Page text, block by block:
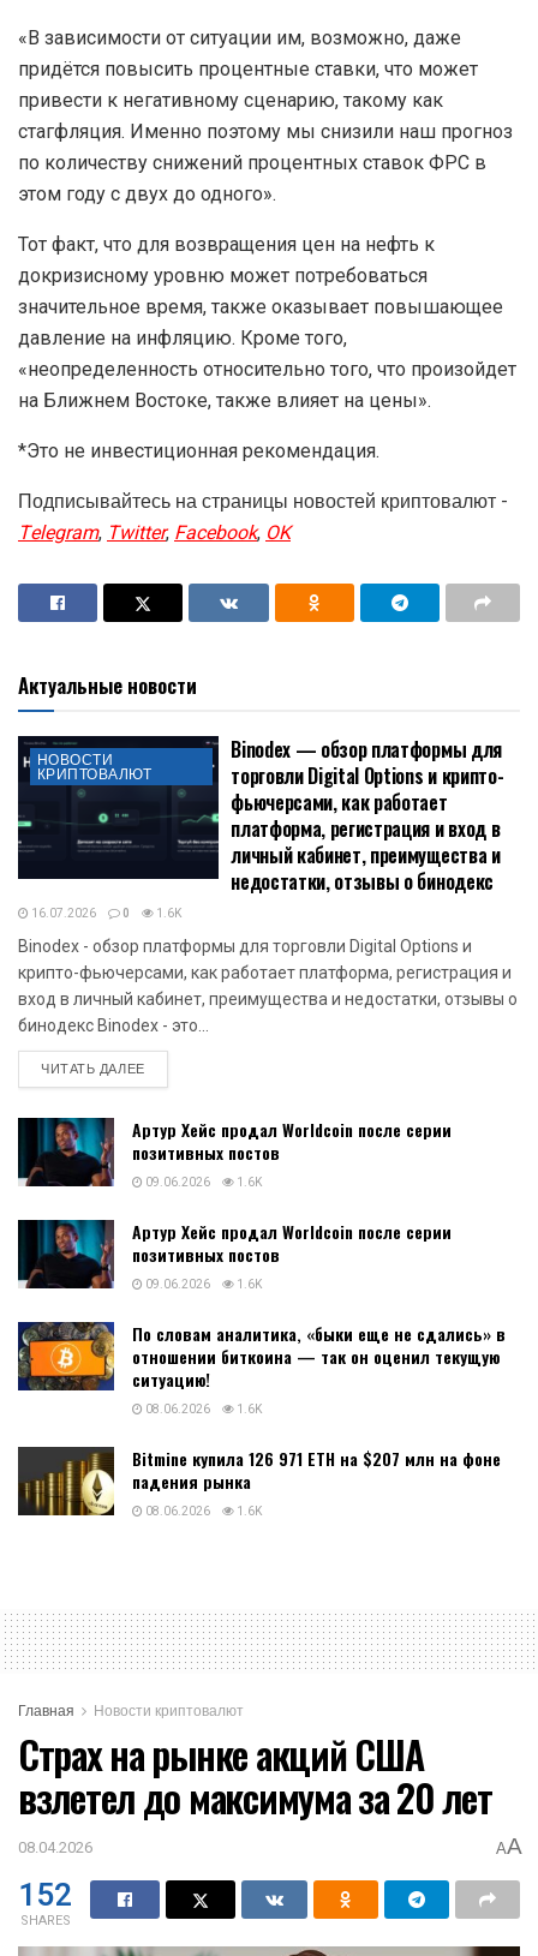
«В зависимости от ситуации им, возможно, даже
придётся повысить процентные ставки, что может
привести к негативному сценарию, такому как
стагфляция. Именно поэтому мы снизили наш прогноз
по количеству снижений процентных ставок ФРС в
этом году с двух до одного».
Тот факт, что для возвращения цен на нефть к
докризисному уровню может потребоваться
значительное время, также оказывает повышающее
давление на инфляцию. Кроме того,
«неопределенность относительно того, что произойдет
на Ближнем Востоке, также влияет на цены».
*Это не инвестиционная рекомендация.
Подписывайтесь на страницы новостей криптовалют -
Telegram, Twitter, Facebook, OK
Актуальные новости
НОВОСТИ
КРИПТОВАЛЮТ
Binodex — обзор платформы для
торговли Digital Options и крипто-
фьючерсами, как работает
платформа, регистрация и вход в
личный кабинет, преимущества и
недостатки, отзывы о бинодекс
16.07.2026 0 1.6K
Binodex - обзор платформы для торговли Digital Options и
крипто-фьючерсами, как работает платформа, регистрация и
вход в личный кабинет, преимущества и недостатки, отзывы о
бинодекс Binodex - это...
ЧИТАТЬ ДАЛЕЕDETAILS
Артур Хейс продал Worldcoin после серии
позитивных постов
09.06.2026 1.6K
Артур Хейс продал Worldcoin после серии
позитивных постов
09.06.2026 1.6K
По словам аналитика, «быки еще не сдались» в
отношении биткоина — так он оценил текущую
ситуацию!
08.06.2026 1.6K
Bitmine купила 126 971 ETH на $207 млн на фоне
падения рынка
08.06.2026 1.6K
Главная Новости криптовалют
Cтрах на рынке акций США
взлетел до максимума за 20 лет
08.04.2026 AA
152
SHARES